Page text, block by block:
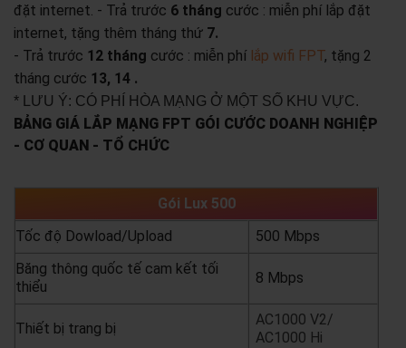
đặt internet. - Trả trước 6 tháng cước : miễn phí lắp đặt
internet, tặng thêm tháng thứ 7.
- Trả trước 12 tháng cước : miễn phí lắp wifi FPT, tặng 2
tháng cước 13, 14 .
* LƯU Ý: CÓ PHÍ HÒA MẠNG Ở MỘT SỐ KHU VỰC.
BẢNG GIÁ LẮP MẠNG FPT GÓI CƯỚC DOANH NGHIỆP
- CƠ QUAN - TỔ CHỨC
Gói Lux 500
Tốc độ Dowload/Upload
500 Mbps
Băng thông quốc tế cam kết tối
thiểu
8 Mbps
Thiết bị trang bị
AC1000 V2/
AC1000 Hi